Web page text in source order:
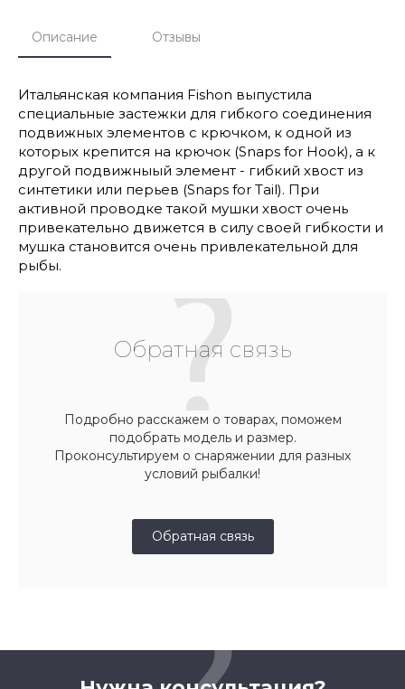
Описание Отзывы
Итальянская компания Fishon выпустила
специальные застежки для гибкого соединения
подвижных элементов с крючком, к одной из
которых крепится на крючок (Snaps for Hook), а к
другой подвижныый элемент - гибкий хвост из
синтетики или перьев (Snaps for Tail). При
активной проводке такой мушки хвост очень
привекательно движется в силу своей гибкости и
мушка становится очень привлекательной для
рыбы.
Обратная связь
Подробно расскажем о товарах, поможем
подобрать модель и размер.
Проконсультируем о снаряжении для разных
условий рыбалки!
Обратная связь